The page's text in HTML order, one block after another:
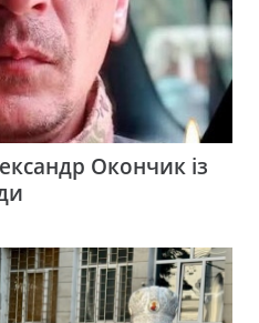
Окончик із